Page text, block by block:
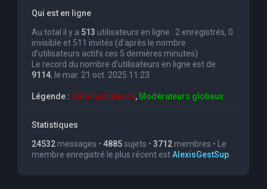
Qui est en ligne
Au total il y a 513 utilisateurs en ligne : 2 enregistrés, 0
invisible et 511 invités (d’après le nombre
d’utilisateurs actifs ces 5 dernières minutes)
Le record du nombre d’utilisateurs en ligne est de
9114, le mar. 21 oct. 2025 11:23
Légende : Administrateurs, Modérateurs globaux
Statistiques
24532 messages • 4885sujets • 3712 membres • Le
membre enregistré le plus récent estAlexisGestSup